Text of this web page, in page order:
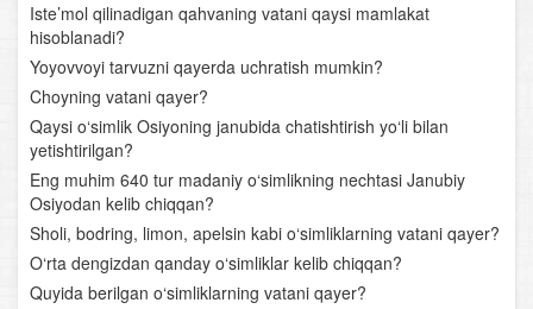
Xordalilar evolyutsiyasi
O‘zbekiston hayvonot dunyosi
Hayvonot dunyosini muhofaza qilish
Anatomiya
Odam to‘qimalari
Qaddi- qomatning shakllanishi
Iste’mol qilinadigan qahvaning vatani qaysi mamlakat
hisoblanadi?
Yoyovvoyi tarvuzni qayerda uchratish mumkin?
Choyning vatani qayer?
Qaysi o‘simlik Osiyoning janubida chatishtirish yo‘li bilan
yetishtirilgan?
Eng muhim 640 tur madaniy o‘simlikning nechtasi Janubiy
Osiyodan kelib chiqqan?
Sholi, bodring, limon, apelsin kabi o‘simliklarning vatani qayer?
O‘rta dengizdan qanday o‘simliklar kelib chiqqan?
Quyida berilgan o‘simliklarning vatani qayer?